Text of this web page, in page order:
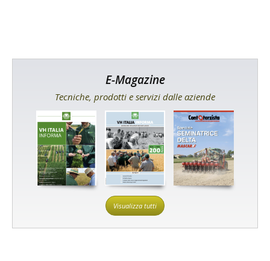
E-Magazine
Tecniche, prodotti e servizi dalle aziende
Visualizza tutti